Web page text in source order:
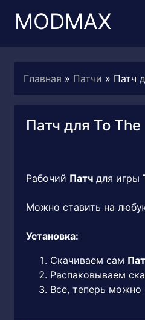
MODMAX
Главная » Патчи » Патч
Патч для To The
Рабочий Патч для игры
Можно ставить на
Установка:
Скачиваем сам
Распаковываем
Все, теперь можно